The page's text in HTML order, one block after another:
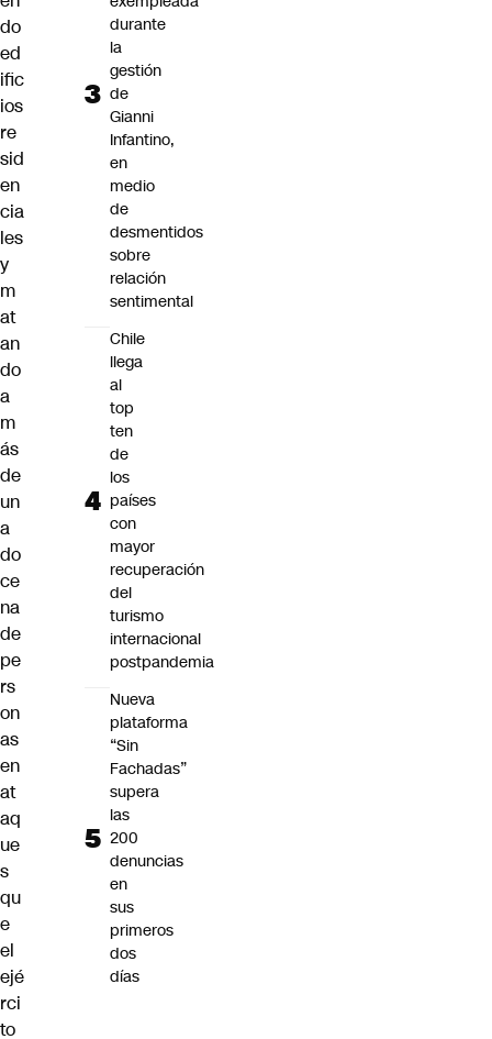
do
ed
ific
ios
re
sid
en
cia
les
y
m
at
an
do
a
m
ás
de
un
a
do
ce
na
de
pe
rs
on
as
en
at
aq
ue
s
qu
e
el
ejé
rci
to
durante
la
gestión
de
Gianni
Infantino,
en
medio
de
desmentidos
sobre
relación
sentimental
Chile
llega
al
top
ten
de
los
países
con
mayor
recuperación
del
turismo
internacional
postpandemia
Nueva
plataforma
“Sin
Fachadas”
supera
las
200
denuncias
en
sus
primeros
dos
días